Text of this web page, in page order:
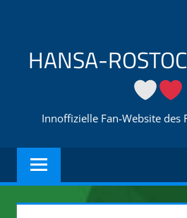
springenHANSA-
Innoffizielle Fan-Website des